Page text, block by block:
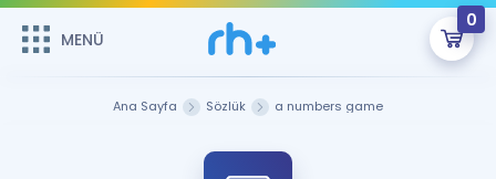
MENÜ
0
Sepetin Şu An Boş.
MENÜ
Ana Sayfa Sözlük a numbers game